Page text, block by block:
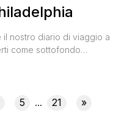
nostro diario di viaggio a
come sottofondo
[']
5 ... 21 »